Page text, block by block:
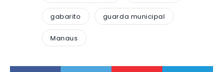
gabarito guarda municipal
Manaus